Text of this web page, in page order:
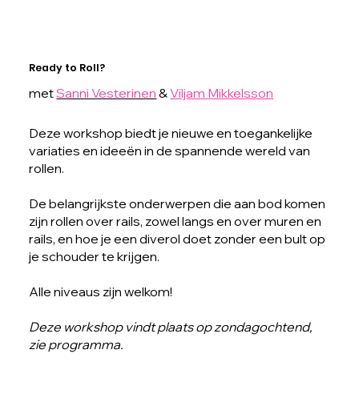
Ready to Roll?
metSanni Vesterinen &Viljam Mikkelsson
Deze workshop biedt je nieuwe en toegankelijke
variaties en ideeën in de spannende wereld van
rollen.
De belangrijkste onderwerpen die aan bod komen
zijn rollen over rails, zowel langs en over muren en
rails, en hoe je een diverol doet zonder een bult op
je schouder te krijgen.
Alle niveaus zijn welkom!
Deze workshop vindt plaats op zondagochtend,
zie programma.